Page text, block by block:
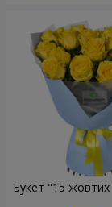
Букет "15